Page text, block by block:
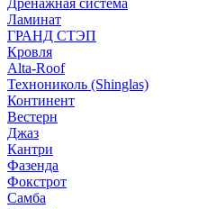
Дренажная система
Ламинат
ГРАНД СТЭП
Кровля
Alta-Roof
Технониколь (Shinglas)
Континент
Вестерн
Джаз
Кантри
Фазенда
Фокстрот
Самба